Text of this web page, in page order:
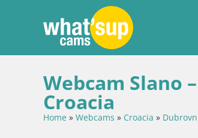
Webcam Slano
Croacia
Home » Webcams » Croacia »